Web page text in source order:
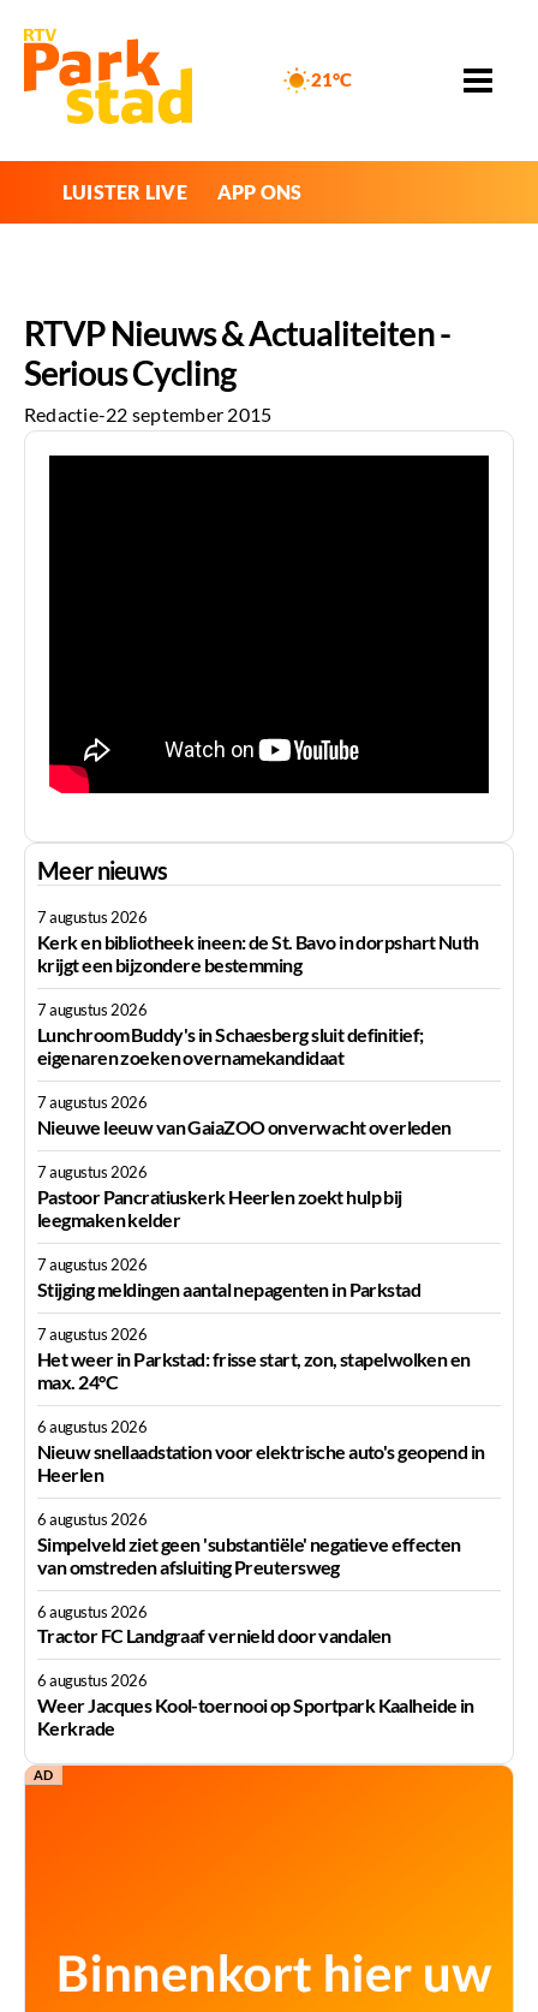
21°C
LUISTER LIVE APP ONS
RTVP Nieuws & Actualiteiten -
Serious Cycling
Redactie-22 september 2015
Meer nieuws
7 augustus 2026
Kerk en bibliotheek ineen: de St. Bavo in dorpshart Nuth
krijgt een bijzondere bestemming
7 augustus 2026
Lunchroom Buddy's in Schaesberg sluit definitief;
eigenaren zoeken overnamekandidaat
7 augustus 2026
Nieuwe leeuw van GaiaZOO onverwacht overleden
7 augustus 2026
Pastoor Pancratiuskerk Heerlen zoekt hulp bij
leegmaken kelder
7 augustus 2026
Stijging meldingen aantal nepagenten in Parkstad
7 augustus 2026
Het weer in Parkstad: frisse start, zon, stapelwolken en
max. 24°C
6 augustus 2026
Nieuw snellaadstation voor elektrische auto's geopend in
Heerlen
6 augustus 2026
Simpelveld ziet geen 'substantiële' negatieve effecten
van omstreden afsluiting Preutersweg
6 augustus 2026
Tractor FC Landgraaf vernield door vandalen
6 augustus 2026
Weer Jacques Kool-toernooi op Sportpark Kaalheide in
Kerkrade
AD